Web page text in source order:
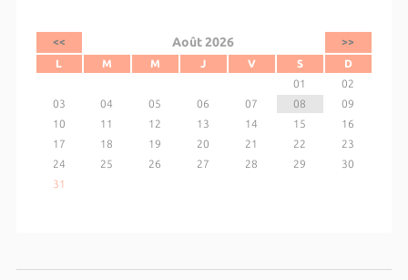
<< Août 2026
>>
L
M M J V S
D
01
02
03
04 05 06 07 08
09
10
11 12 13 14 15
16
17
18 19 20 21 22
23
24
25 26 27 28 29
30
31